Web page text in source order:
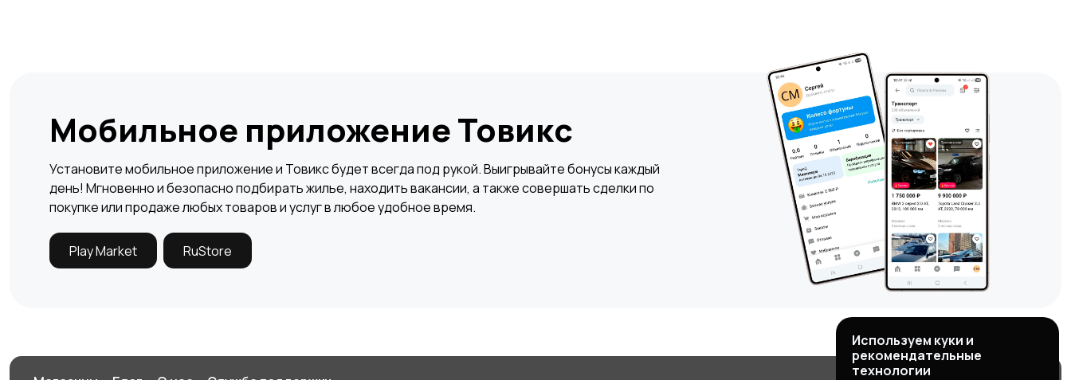
Мобильное приложение Товикс
Установите мобильное приложение и Товикс будет всегда под рукой. Выигрывайте бонусы каждый
день! Мгновенно и безопасно подбирать жилье, находить вакансии, а также совершать сделки по
покупке или продаже любых товаров и услуг в любое удобное время.
Play Market RuStore
Используем куки и
рекомендательные
технологии
×
Заберите ваш бонус!